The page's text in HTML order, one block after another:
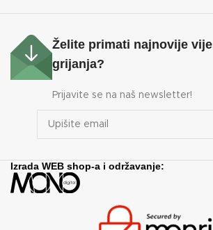
Želite primati najnovije
grijanja?
Prijavite se na naš newsletter!
Izrada WEB shop-a i održavanje: